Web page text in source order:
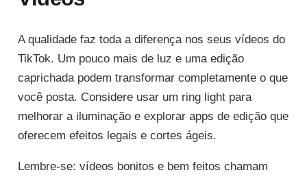
A qualidade faz toda a diferença nos seus vídeos do
TikTok. Um pouco mais de luz e uma edição
caprichada podem transformar completamente o que
você posta. Considere usar um ring light para
melhorar a iluminação e explorar apps de edição que
oferecem efeitos legais e cortes ágeis.
Lembre-se: vídeos bonitos e bem feitos chamam